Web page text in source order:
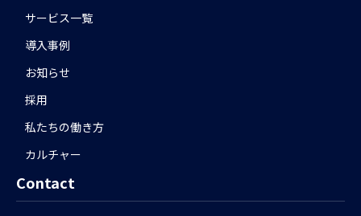
サービス一覧
導入事例
お知らせ
採用
私たちの働き方
カルチャー
Contact